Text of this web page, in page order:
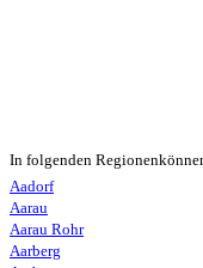
In folgenden
Aadorf
Aarau
Aarau Rohr
Aarberg